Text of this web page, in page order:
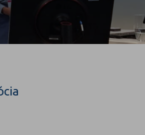
Portal Pesquisa
Programa de Qualidade
(ProQuali)